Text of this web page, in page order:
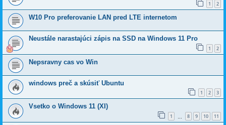
1 2
W10 Pro preferovanie LAN pred LTE internetom
Neustále narastajúci zápis na SSD na Windows 11 Pro
1 2
Nepsravny cas vo Win
windows preč a skúsiť Ubuntu
1 2 3
Vsetko o Windows 11 (XI)
1 8 9 10 11